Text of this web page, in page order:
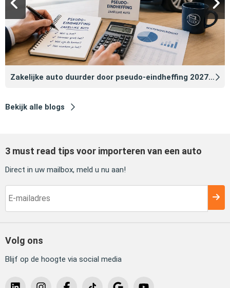
Zakelijke auto duurder door pseudo‑eindheffing 2027: zo voorkomt u dat
Bekijk alle blogs
3 must read tips voor importeren van een auto
Direct in uw mailbox, meld u nu aan!
Volg ons
Blijf op de hoogte via social media